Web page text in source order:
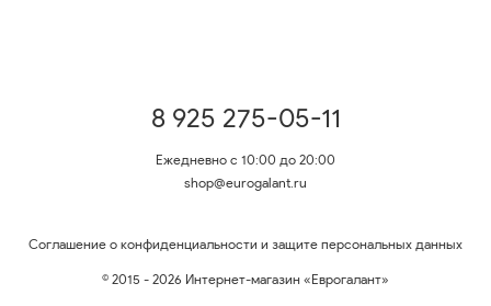
8 925 275-05-11
Ежедневно с 10:00 до 20:00
shop@eurogalant.ru
Соглашение о конфиденциальности и защите персональных данных
© 2015 - 2026 Интернет-магазин «Еврогалант»